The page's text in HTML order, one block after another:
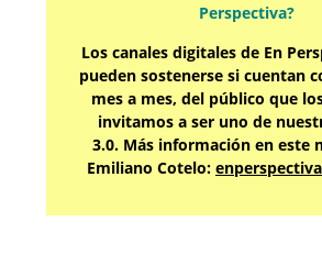
Perspectiva?
Los canales digitales de En
pueden sostenerse si cuentan
mes a mes, del público que
invitamos a ser uno de
3.0. Más información en este
Emiliano Cotelo: